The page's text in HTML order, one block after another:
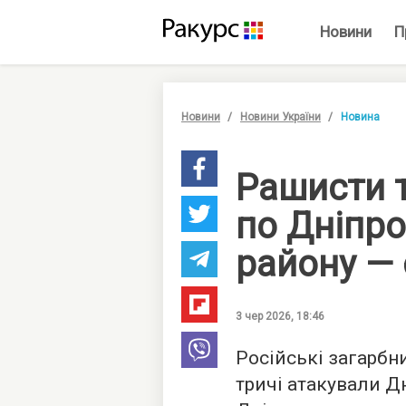
Новини
Новини Новини України Новина
Рашисти
по
району —
3 чер 2026, 18:46
Російські
тричі атакували